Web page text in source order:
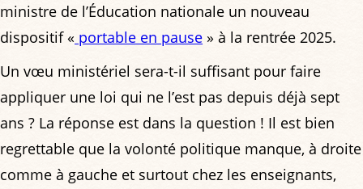
ministre de l’Éducation nationale un nouveau
dispositif « portable en pause » à la rentrée 2025.
Un vœu ministériel sera-t-il suffisant pour faire
appliquer une loi qui ne l’est pas depuis déjà sept
ans ? La réponse est dans la question ! Il est bien
regrettable que la volonté politique manque, à droite
comme à gauche et surtout chez les enseignants,